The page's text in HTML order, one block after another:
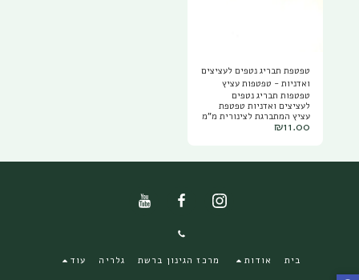
טפטפת תבריג נטפים לעציצים
ואדניות - טפטפות עציץ
במגוון ספיקות
טפטפות תבריג נטפים
לעציצים ואדניות טפטפת
עציץ המתברגת לצינורית מ"מ
בטפטפות נטפים לעציץ
₪11.00
בית אודות מרכז הגינון ברשת גלריה עוד